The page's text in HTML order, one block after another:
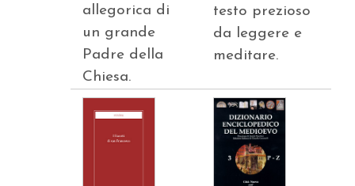
allegorica di
un grande
Padre della
Chiesa.
testo prezioso
da leggere e
meditare.